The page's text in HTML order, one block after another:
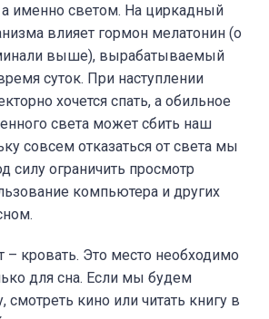
именно светом. На циркадный
влияет гормон мелатонин (о
выше), вырабатываемый
суток. При наступлении
хочется спать, а обильное
света может сбить наш
совсем отказаться от света мы
силу ограничить просмотр
компьютера и других
кровать. Это место необходимо
для сна. Если мы будем
смотреть кино или читать книгу в